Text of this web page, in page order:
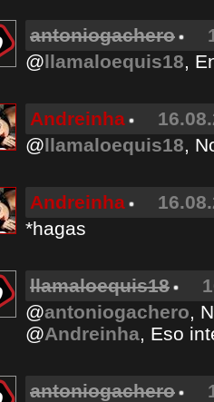
antoniogachero
@llamaloequis18,
Andreinha
@llamaloequis18,
Andreinha
*hagas
llamaloequis18
@antoniogachero,
@Andreinha, Eso
antoniogachero